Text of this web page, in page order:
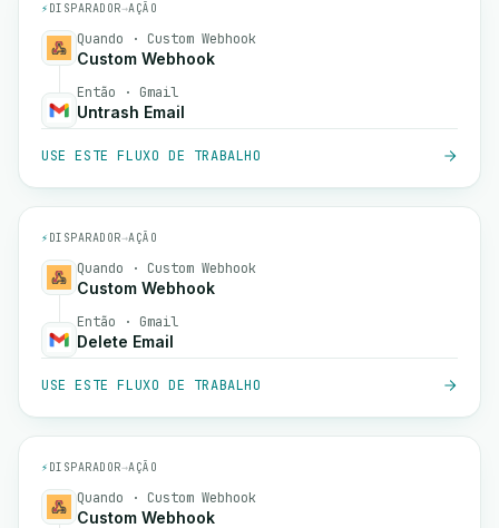
⚡ DISPARADOR→AÇÃO
Quando · Custom Webhook
Custom Webhook
Então · Gmail
Untrash Email
USE ESTE FLUXO DE TRABALHO
⚡ DISPARADOR→AÇÃO
Quando · Custom Webhook
Custom Webhook
Então · Gmail
Delete Email
USE ESTE FLUXO DE TRABALHO
⚡ DISPARADOR→AÇÃO
Quando · Custom Webhook
Custom Webhook